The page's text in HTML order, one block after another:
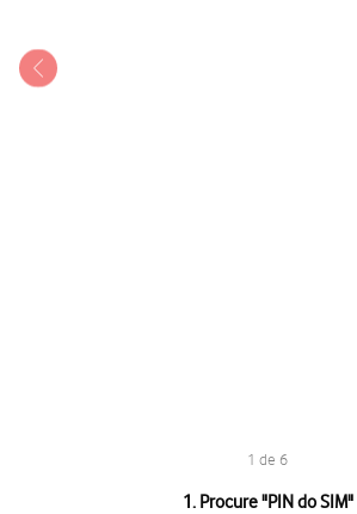
1 de 6
1. Procure "PIN do SIM"